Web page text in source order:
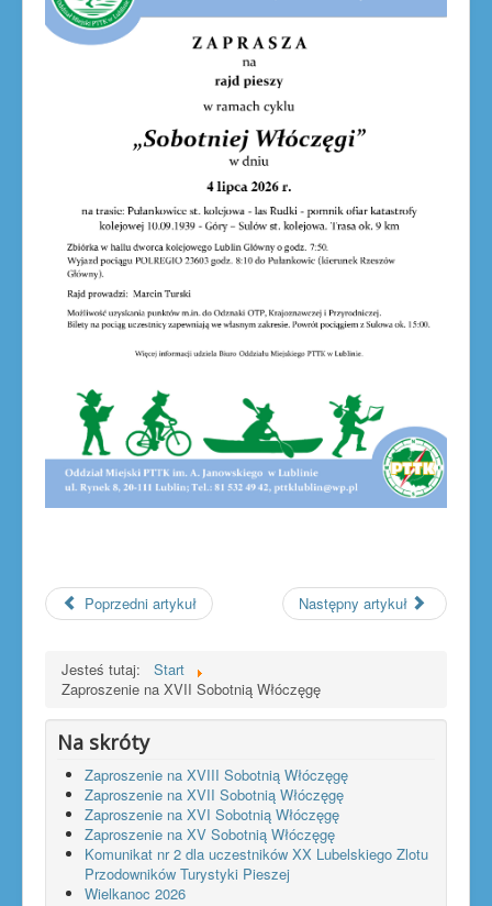
Poprzedni artykuł Następny artykuł
Jesteś tutaj:
Start
Zaproszenie na XVII Sobotnią Włóczęgę
Na skróty
Zaproszenie na XVIII Sobotnią Włóczęgę
Zaproszenie na XVII Sobotnią Włóczęgę
Zaproszenie na XVI Sobotnią Włóczęgę
Zaproszenie na XV Sobotnią Włóczęgę
Komunikat nr 2 dla uczestników XX Lubelskiego Zlotu
Przodowników Turystyki Pieszej
Wielkanoc 2026